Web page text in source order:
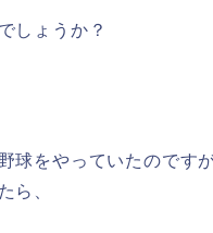
しょうか？
球をやっていたのですが
ら、